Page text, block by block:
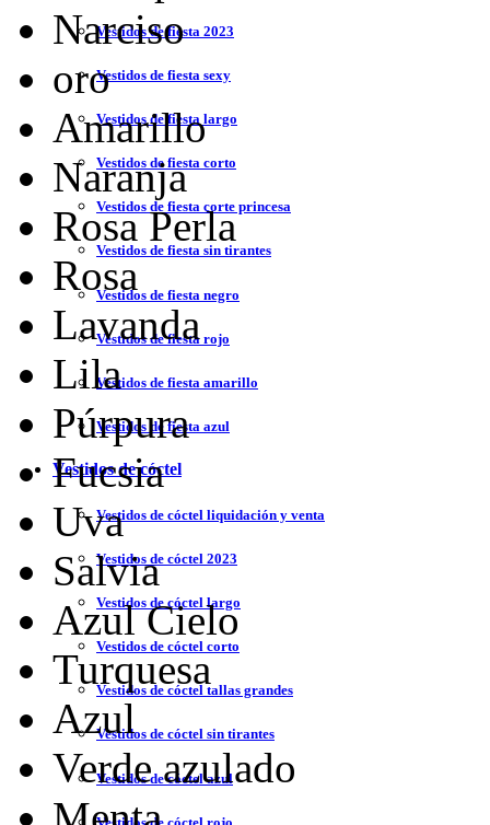
Vestidos de fiesta 2023
Vestidos de fiesta sexy
Vestidos de fiesta largo
Vestidos de fiesta corto
Vestidos de fiesta corte princesa
Vestidos de fiesta sin tirantes
Vestidos de fiesta negro
Vestidos de fiesta rojo
Vestidos de fiesta amarillo
Vestidos de fiesta azul
Vestidos de cóctel
Vestidos de cóctel liquidación y venta
Vestidos de cóctel 2023
Vestidos de cóctel largo
Vestidos de cóctel corto
Vestidos de cóctel tallas grandes
Vestidos de cóctel sin tirantes
Vestidos de cóctel azul
Narciso
oro
Amarillo
Naranja
Rosa Perla
Rosa
Lavanda
Lila
Púrpura
Fucsia
Uva
Salvia
Azul Cielo
Turquesa
Azul
Verde azulado